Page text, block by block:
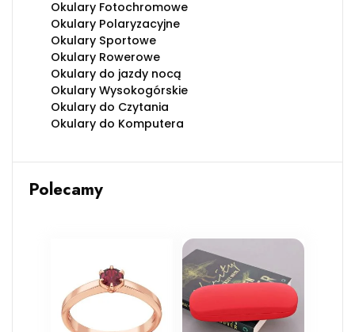
Okulary Fotochromowe
Okulary Polaryzacyjne
Okulary Sportowe
Okulary Rowerowe
Okulary do jazdy nocą
Okulary Wysokogórskie
Okulary do Czytania
Okulary do Komputera
Polecamy